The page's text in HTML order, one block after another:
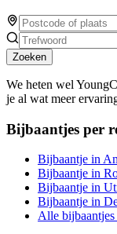
Zoeken
We heten wel
je al wat meer
Bijbaantjes per
Bijbaantje in
Bijbaantje in
Bijbaantje in
Bijbaantje in
Alle